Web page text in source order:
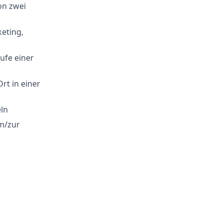
zwei
einer
in einer
zur